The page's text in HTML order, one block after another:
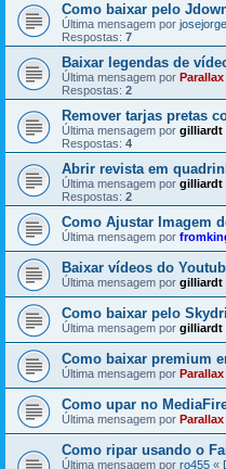
Como baixar pelo
Última mensagem por josejorge
Respostas: 7
Baixar legendas de
Última mensagem por Parallax
Respostas: 2
Remover tarjas pretas
Última mensagem por gilliardt
Respostas: 4
Abrir revista em
Última mensagem por gilliardt
Respostas: 2
Como Ajustar Imagem
Última mensagem por
Baixar vídeos do
Última mensagem por gilliardt
Como baixar pelo
Última mensagem por gilliardt
Como baixar premium
Última mensagem por Parallax
Como upar no
Última mensagem por Parallax
Como ripar usando o
Última mensagem por ro455 «